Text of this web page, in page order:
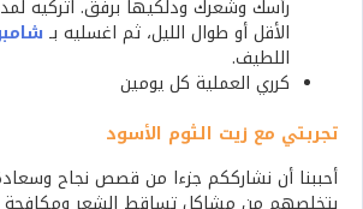
الأقل أو طوال الليل، ثم اغسليه بـ
اللطيف.
كرري العملية كل يومين
تجربتي مع زيت الثوم الأسود
أحببنا أن نشارككم جزءا من قصص نجاح